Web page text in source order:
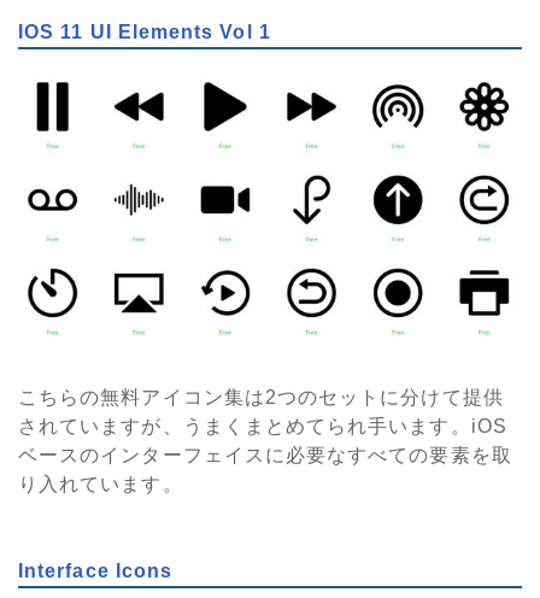
IOS 11 UI Elements Vol 1
こちらの無料アイコン集は2つのセットに分けて提供
されていますが、うまくまとめてられ手います。iOS
ベースのインターフェイスに必要なすべての要素を取
り入れています。
Interface Icons